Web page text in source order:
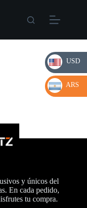
y únicos del
En cada pedido,
tu compra.
USD
USD
ARS
ARS